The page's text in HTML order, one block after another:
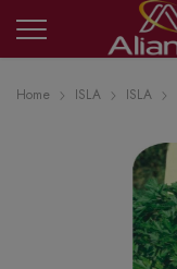
Home ISLA ISLA